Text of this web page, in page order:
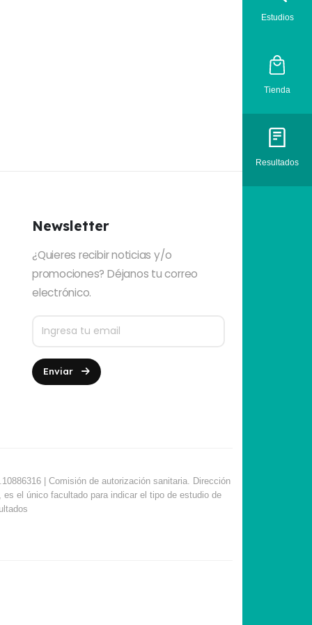
Newsletter
¿Quieres recibir noticias y/o
promociones? Déjanos tu correo
electrónico.
Enviar
| Comisión de autorización sanitaria. Dirección
el único facultado para indicar el tipo de estudio de
Estudios
Tienda
Resultados